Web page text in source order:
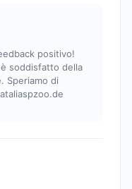
positivo!
soddisfatto della
Speriamo di